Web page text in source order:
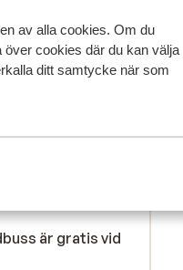
av alla cookies. Om du
över cookies där du kan välja
ditt samtycke när som
är gratis vid